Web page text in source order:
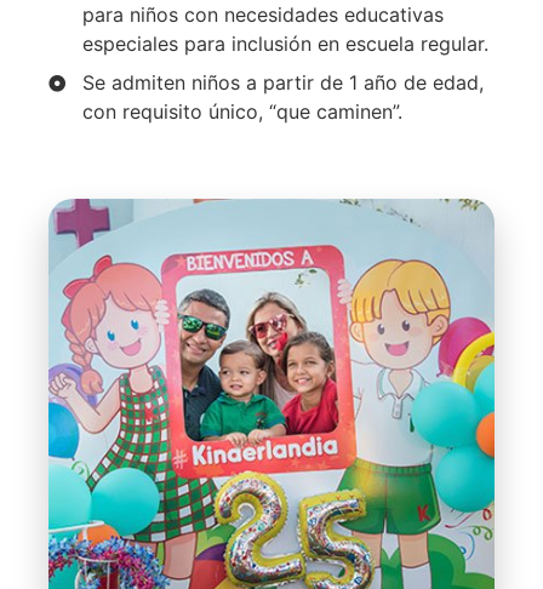
para niños con necesidades educativas
especiales para inclusión en escuela regular.
Se admiten niños a partir de 1 año de edad,
con requisito único, “que caminen”.